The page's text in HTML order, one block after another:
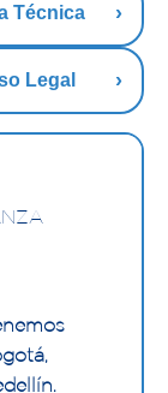
Técnica
Legal